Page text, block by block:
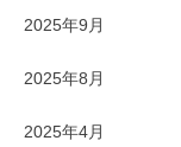
2025年9月
2025年8月
2025年4月